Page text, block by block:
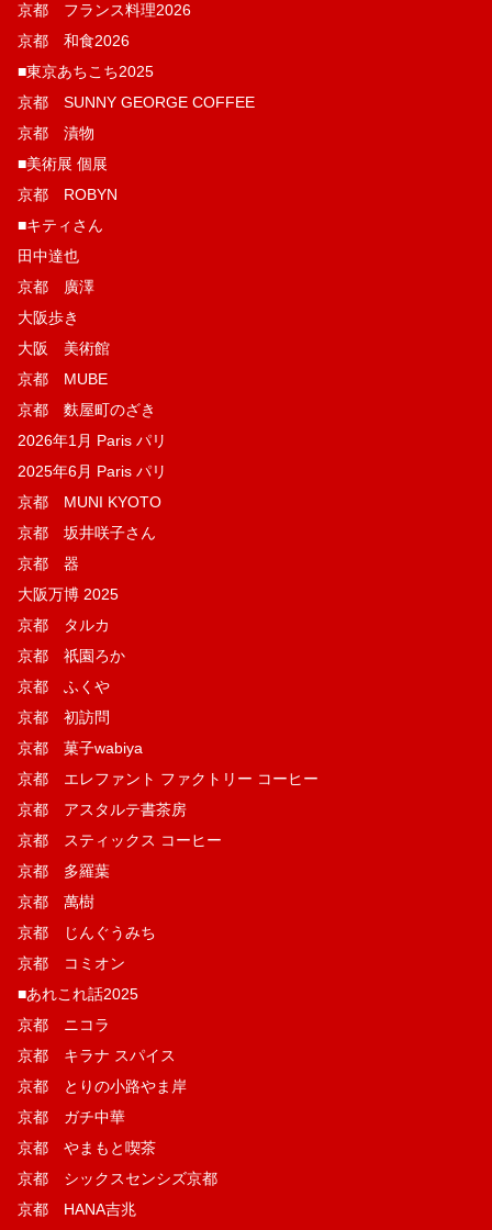
京都 フランス料理2026
京都 和食2026
■東京あちこち2025
京都 SUNNY GEORGE COFFEE
京都 漬物
■美術展 個展
京都 ROBYN
■キティさん
田中達也
京都 廣澤
大阪歩き
大阪 美術館
京都 MUBE
京都 麩屋町のざき
2026年1月 Paris パリ
2025年6月 Paris パリ
京都 MUNI KYOTO
京都 坂井咲子さん
京都 器
大阪万博 2025
京都 タルカ
京都 祇園ろか
京都 ふくや
京都 初訪問
京都 菓子wabiya
京都 エレファント ファクトリー コーヒー
京都 アスタルテ書茶房
京都 スティックス コーヒー
京都 多羅葉
京都 萬樹
京都 じんぐうみち
京都 コミオン
■あれこれ話2025
京都 ニコラ
京都 キラナ スパイス
京都 とりの小路やま岸
京都 ガチ中華
京都 やまもと喫茶
京都 シックスセンシズ京都
京都 HANA吉兆